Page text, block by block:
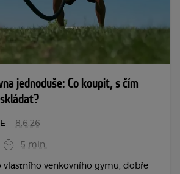
jednoduše: Co koupit, s čím
8.6.26
5 min.
vlastního venkovního gymu, dobře